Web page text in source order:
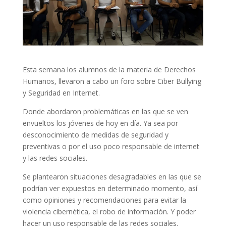
Esta semana los alumnos de la materia de Derechos
Humanos, llevaron a cabo un foro sobre Ciber Bullying
y Seguridad en Internet.
Donde abordaron problemáticas en las que se ven
envueltos los jóvenes de hoy en día. Ya sea por
desconocimiento de medidas de seguridad y
preventivas o por el uso poco responsable de internet
y las redes sociales.
Se plantearon situaciones desagradables en las que se
podrían ver expuestos en determinado momento, así
como opiniones y recomendaciones para evitar la
violencia cibernética, el robo de información. Y poder
hacer un uso responsable de las redes sociales.